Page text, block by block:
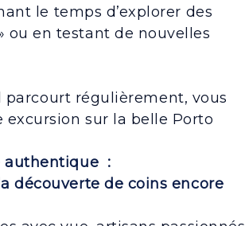
le temps d’explorer des
ou en testant de nouvelles
parcourt régulièrement, vous
sur la belle Porto
authentique :
découverte de coins encore